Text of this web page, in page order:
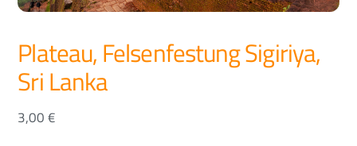
Plateau, Felsenfestung Sigiriya,
Sri Lanka
3,00€